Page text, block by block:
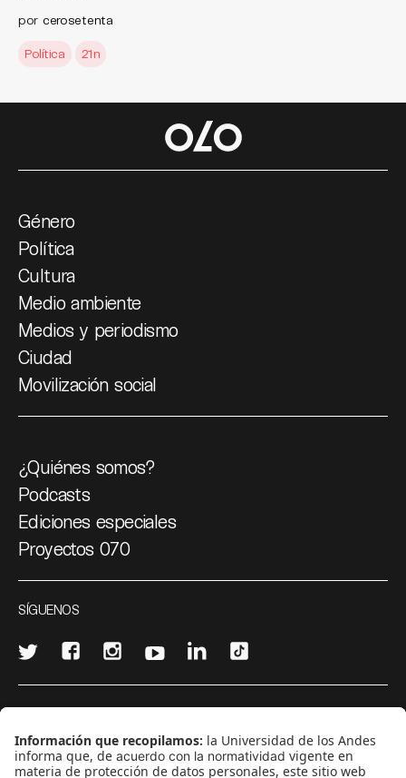
por cerosetenta
Política 21n
Género
Política
Cultura
Medio ambiente
Medios y periodismo
Ciudad
Movilización social
¿Quiénes somos?
Podcasts
Ediciones especiales
Proyectos 070
SÍGUENOS
CONTÁCTANOS